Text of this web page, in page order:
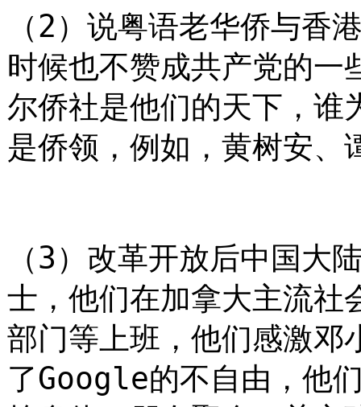
（2）说粤语老华侨与香
时候也不赞成共产党的
尔侨社是他们的天下，谁
是侨领，例如，黄树安、
（3）改革开放后中国大
士，他们在加拿大主流社
部门等上班，他们感激邓
了Google的不自由，他